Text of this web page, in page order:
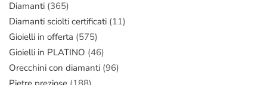
Diamanti (365)
Diamanti sciolti certificati (11)
Gioielli in offerta (575)
Gioielli in PLATINO (46)
Orecchini con diamanti (96)